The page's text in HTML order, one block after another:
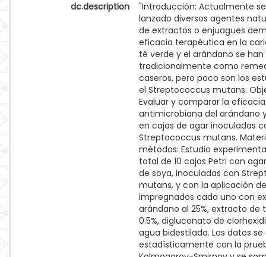
dc.description
"Introducción: Actualmente
lanzado diversos agentes
de extractos o enjuagues
eficacia terapéutica en la
té verde y el arándano se han
tradicionalmente como
caseros, pero poco son los
el Streptococcus mutans.
Evaluar y comparar la eficacia
antimicrobiana del arándano
en cajas de agar inoculadas
Streptococcus mutans.
métodos: Estudio
total de 10 cajas Petri con
de soya, inoculadas con
mutans, y con la aplicación
impregnados cada uno con
arándano al 25%, extracto de
0.5%, digluconato de
agua bidestilada. Los datos
estadísticamente con la